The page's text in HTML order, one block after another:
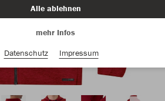
Alle ablehnen
mehr Infos
Datenschutz
Impressum